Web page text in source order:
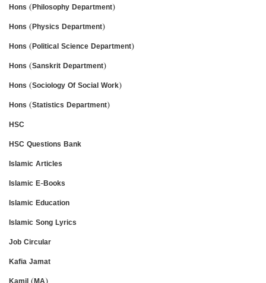
Hons (Philosophy Department)
Hons (Physics Department)
Hons (Political Science Department)
Hons (Sanskrit Department)
Hons (Sociology Of Social Work)
Hons (Statistics Department)
HSC
HSC Questions Bank
Islamic Articles
Islamic E-Books
Islamic Education
Islamic Song Lyrics
Job Circular
Kafia Jamat